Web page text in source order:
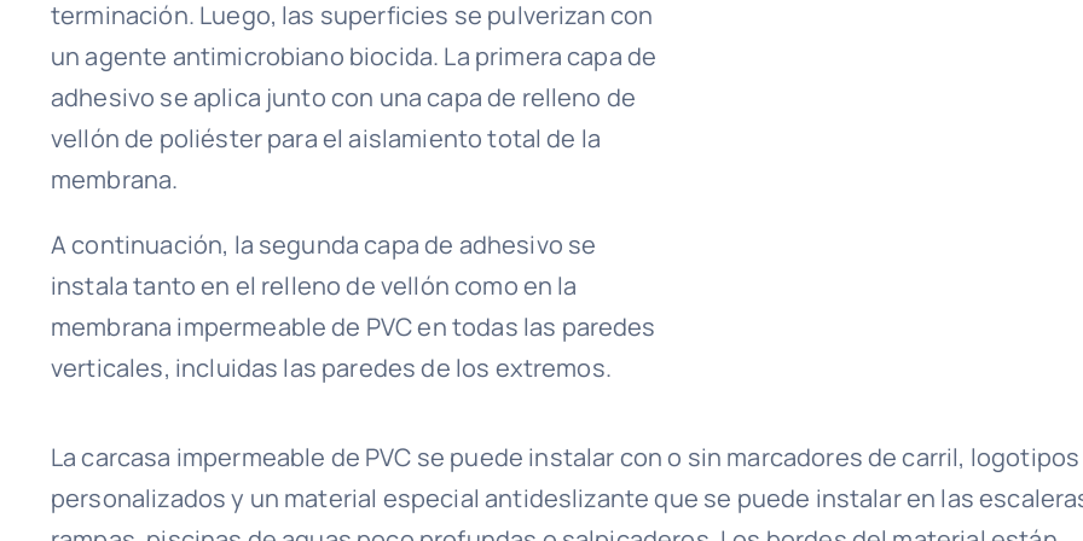
terminación. Luego, las superficies se pulverizan con
un agente antimicrobiano biocida. La primera capa de
adhesivo se aplica junto con una capa de relleno de
vellón de poliéster para el aislamiento total de la
membrana.
A continuación, la segunda capa de adhesivo se
instala tanto en el relleno de vellón como en la
membrana impermeable de PVC en todas las paredes
verticales, incluidas las paredes de los extremos.
La carcasa impermeable de PVC se puede instalar con o sin marcadores de carril, logotipos
personalizados y un material especial antideslizante que se puede instalar en las